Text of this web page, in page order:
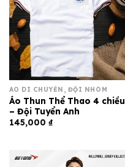
ÁO DI CHUYỂN, ĐỘI NHÓM
Áo Thun Thể Thao 4 chiều
– Đội Tuyển Anh
145,000 ₫